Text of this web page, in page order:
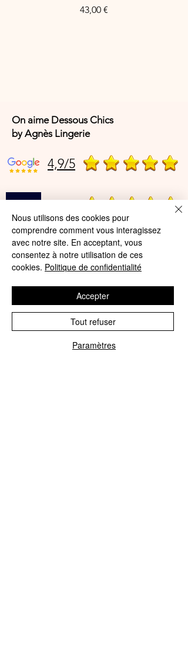
Price
43,00 €
On aime Dessous Chics
by Agnès Lingerie
4,9/5
4,9/5
Offres et Services
A propos de nous
Protection des données
Mentions légales
CGV
© Agnès Lingerie – Tous droits
Nous utilisons des cookies pour
comprendre comment vous interagissez
avec notre site. En acceptant, vous
consentez à notre utilisation de ces
cookies. Politique de confidentialité
Paramètres
Tout refuser
Accepter